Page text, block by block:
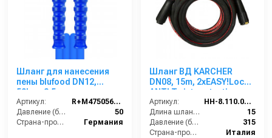
Шланг для нанесения
пены blufood DN12,
50bar, 2,5m,
1/2внут-1/2внут,
арматура нерж.сталь
Артикул:
R+M47505660259
Давление (бар):
50
Страна-производитель:
Германия
Шланг ВД KARCHER
DN08, 15m, 2хEASY!Lock
ANTI Twist protection,
315bar
Артикул:
HH-8.110.035-15
Длина шланга (м):
15
Давление (бар):
315
Страна-производитель:
Италия